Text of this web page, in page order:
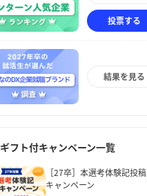
投票する
結果を見る
ギフト付キャンペーン一覧
［27卒］本選考体験記投稿
キャンペーン